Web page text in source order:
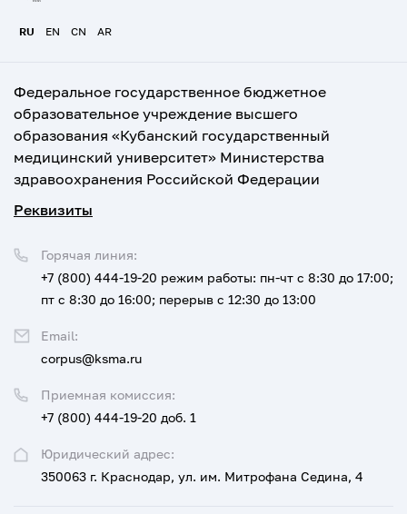
RU EN CN AR
Федеральное государственное бюджетное
образовательное учреждение высшего
образования «Кубанский государственный
медицинский университет» Министерства
здравоохранения Российской Федерации
Реквизиты
Юридический адрес:
350063 г. Краснодар, ул. им. Митрофана Седина, 4
Приемная комиссия:
+7 (800) 444-19-20 доб. 1
Горячая линия:
+7 (800) 444-19-20 режим работы: пн-чт с 8:30 до 17:00;
пт с 8:30 до 16:00; перерыв с 12:30 до 13:00
Email:
corpus@ksma.ru